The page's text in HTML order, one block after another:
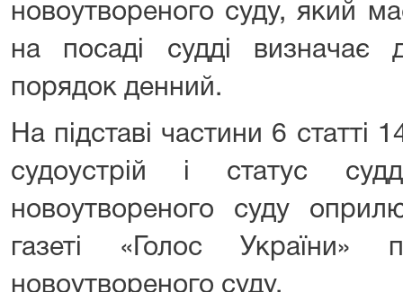
новоутвореного суду, який
на посаді судді визначає
порядок денний.
На підставі частини 6 статті
судоустрій і статус
новоутвореного суду
газеті «Голос України»
новоутвореного суду.